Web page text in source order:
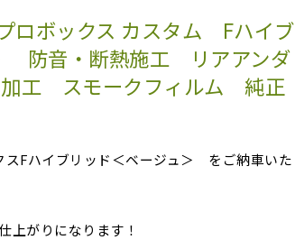
ロボックス カスタム Fハイブ
防音・断熱施工 リアアンダ
工 スモークフィルム 純正
スFハイブリッド＜ベージュ＞ をご納車いた
上がりになります！